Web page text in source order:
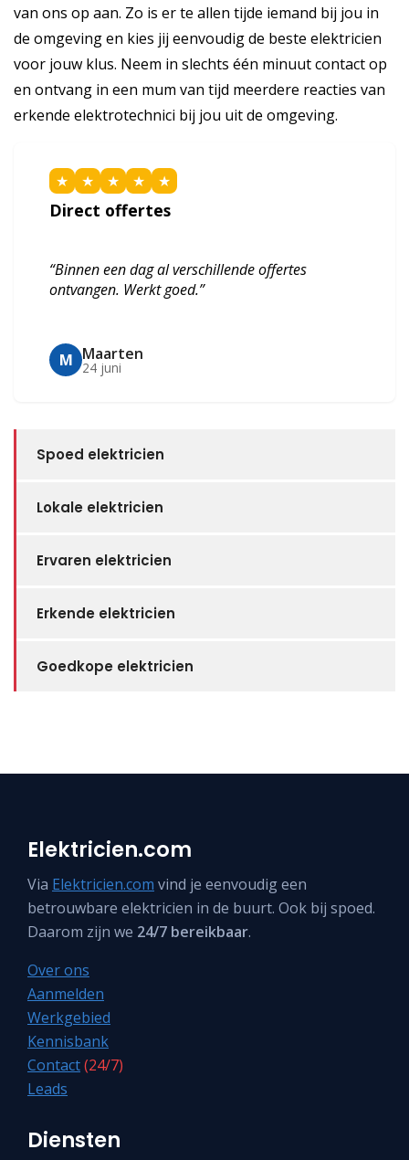
van ons op aan. Zo is er te allen tijde iemand bij jou in
de omgeving en kies jij eenvoudig de beste elektricien
voor jouw klus. Neem in slechts één minuut contact op
en ontvang in een mum van tijd meerdere reacties van
erkende elektrotechnici bij jou uit de omgeving.
★ ★ ★ ★ ★
Direct offertes
“Binnen een dag al verschillende offertes
ontvangen. Werkt goed.”
M Maarten
24 juni
Spoed elektricien
Lokale elektricien
Ervaren elektricien
Erkende elektricien
Goedkope elektricien
Elektricien.com
Via Elektricien.com vind je eenvoudig een
betrouwbare elektricien in de buurt. Ook bij spoed.
Daarom zijn we 24/7 bereikbaar.
Over ons
Aanmelden
Werkgebied
Kennisbank
Contact(24/7)
Leads
Diensten